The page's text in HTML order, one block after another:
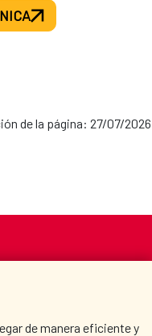
de la página: 27/07/2026
de manera eficiente y